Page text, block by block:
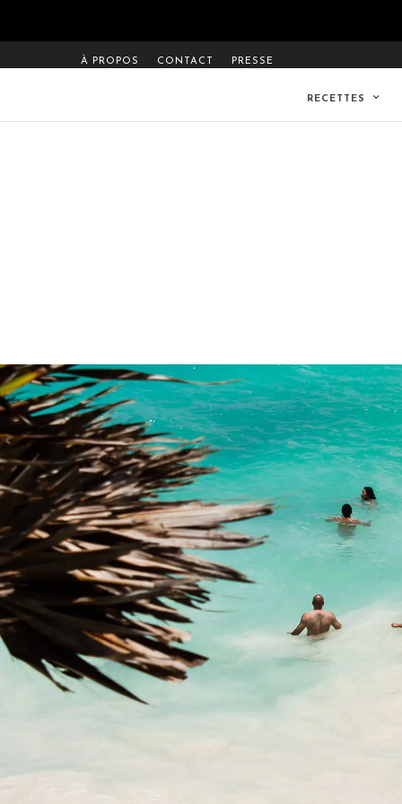
À PROPOS CONTACT PRESSE
RECETTES